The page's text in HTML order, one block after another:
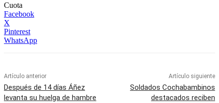
Cuota
Facebook
X
Pinterest
WhatsApp
Artículo anterior
Después de 14 días Áñez
levanta su huelga de hambre
Artículo siguiente
Soldados Cochabambinos
destacados reciben